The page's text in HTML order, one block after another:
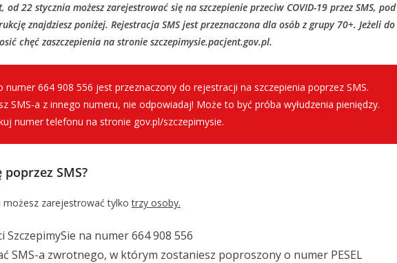
22 stycznia możesz zarejestrować się na szczepienie przeciw COVID-19 przez SMS, pod
znajdziesz poniżej. Rejestracja SMS jest przeznaczona dla osób z grupy 70+. Jeżeli do
chęć zaszczepienia na stronie szczepimysie.pacjent.gov.pl.
numer 664 908 556 jest przeznaczony do rejestracji na szczepienia poprzez SMS.
SMS-a z innego numeru, nie odpowiadaj! Może to być próba wyłudzenia pieniędzy.
numer telefonu na stronie gov.pl/szczepimysie.
SMS?
możesz zarejestrować tylkotrzy osoby.
SzczepimySie na numer 664 908 556
SMS-a zwrotnego, w którym zostaniesz poproszony o numer PESEL